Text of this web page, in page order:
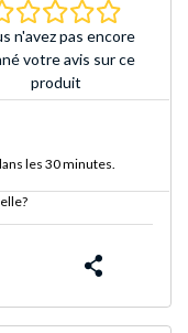
n'avez pas encore
votre avis sur ce
produit
les 30 minutes.